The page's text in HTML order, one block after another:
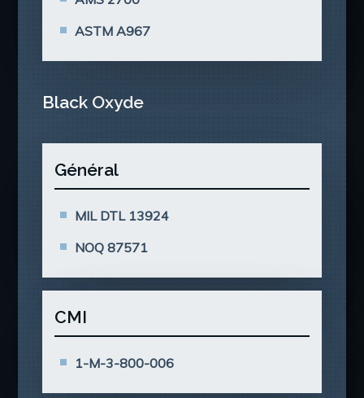
ASTM A967
Black Oxyde
Général
MIL DTL 13924
NOQ 87571
CMI
1-M-3-800-006